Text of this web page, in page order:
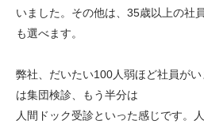
いました。その他は、35歳以上の社
も選べます。
弊社、だいたい100人弱ほど社員が
は集団検診、もう半分は
人間ドック受診といった感じです。